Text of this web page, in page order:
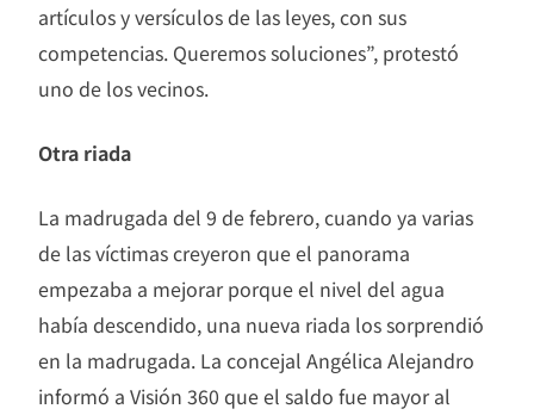
artículos y versículos de las leyes, con sus
competencias. Queremos soluciones”, protestó
uno de los vecinos.
Otra riada
La madrugada del 9 de febrero, cuando ya varias
de las víctimas creyeron que el panorama
empezaba a mejorar porque el nivel del agua
había descendido, una nueva riada los sorprendió
en la madrugada. La concejal Angélica Alejandro
informó a Visión 360 que el saldo fue mayor al